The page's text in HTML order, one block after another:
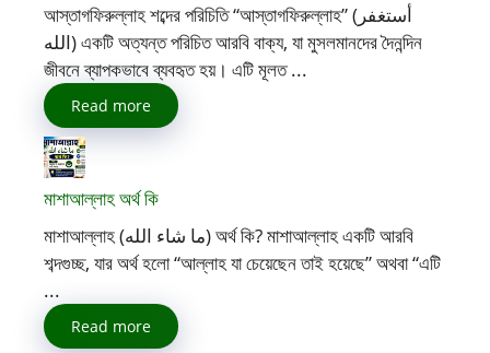
আস্তাগফিরুল্লাহ শব্দের পরিচিতি “আস্তাগফিরুল্লাহ” (أستغفر
الله) একটি অত্যন্ত পরিচিত আরবি বাক্য, যা মুসলমানদের দৈনন্দিন
জীবনে ব্যাপকভাবে ব্যবহৃত হয়। এটি মূলত ...
Read more
মাশাআল্লাহ অর্থ কি
মাশাআল্লাহ (ما شاء الله) অর্থ কি? মাশাআল্লাহ একটি আরবি
শব্দগুচ্ছ, যার অর্থ হলো “আল্লাহ যা চেয়েছেন তাই হয়েছে” অথবা “এটি
...
Read more